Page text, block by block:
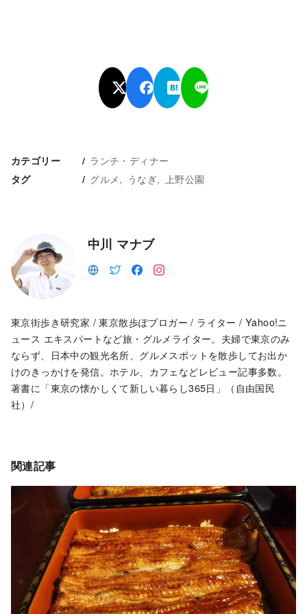
カテゴリー ランチ・ディナー
タグ グルメ うなぎ 上野公園
中川 マナブ
東京街歩き研究家 / 東京散歩ぽブロガー / ライター / Yahoo!ニ
ュース エキスパートなど旅・グルメライター。夫婦で東京のみ
ならず、日本中の観光名所、グルメスポットを散歩してお出か
けのきっかけを発信。ホテル、カフェなどレビュー記事多数。
著書に「東京の懐かしくて新しい暮らし365日」（自由国民
社）/
関連記事